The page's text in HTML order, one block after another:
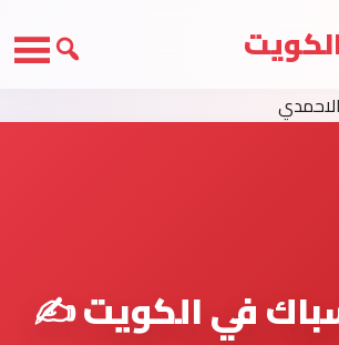
في الكويت ✍️